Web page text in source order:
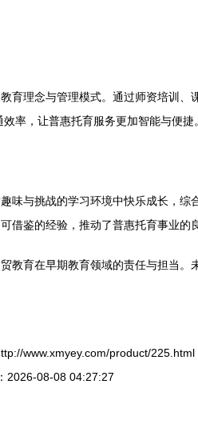
理念与管理模式。通过师资培训
率，让普惠托育服务更加智能与便捷。
与挑战的学习环境中快乐成长，综
借鉴的经验，推动了普惠托育事业的
育在早期教育领域的责任与担当
www.xmyey.com/product/225.html
2026-08-08 04:27:27